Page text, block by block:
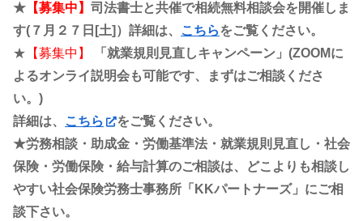
★ 【募集中】 司法書士と共催で相続無料相談会を開催しま
す(７月２７日[土]）詳細は、
こちらをご覧ください。
★ 【募集中】
「就業規則見直しキャンペーン」(ZOOMに
よるオンライ説明会も可能です、まずはご相談くださ
い。)
詳細は、
こちら
をご覧ください。
★労務相談・助成金・労働基準法・就業規則見直し・社会
保険・労働保険・給与計算のご相談は、どこよりも相談し
やすい社会保険労務士事務所「KKパートナーズ」にご相
談下さい。